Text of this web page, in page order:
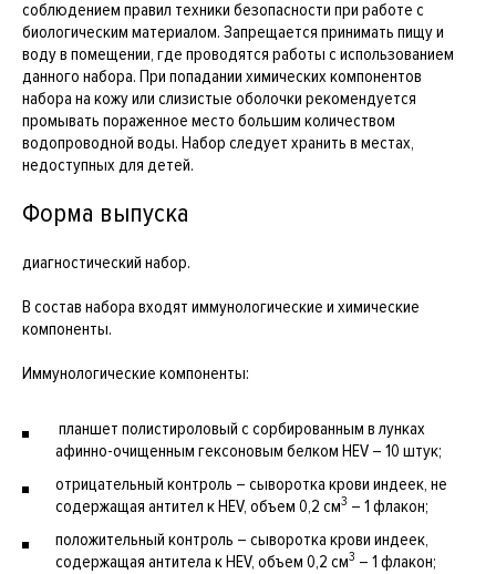
соблюдением правил техники безопасности при работе с
биологическим материалом. Запрещается принимать пищу и
воду в помещении, где проводятся работы с использованием
данного набора. При попадании химических компонентов
набора на кожу или слизистые оболочки рекомендуется
промывать пораженное место большим количеством
водопроводной воды. Набор следует хранить в местах,
недоступных для детей.
Форма выпуска
диагностический набор.
В состав набора входят иммунологические и химические
компоненты.
Иммунологические компоненты:
планшет полистироловый с сорбированным в лунках
афинно-очищенным гексоновым белком HEV – 10 штук;
отрицательный контроль – сыворотка крови индеек, не
содержащая антител к HEV, объем 0,2 см3 – 1 флакон;
положительный контроль – сыворотка крови индеек,
содержащая антитела к HEV, объем 0,2 см3 – 1 флакон;